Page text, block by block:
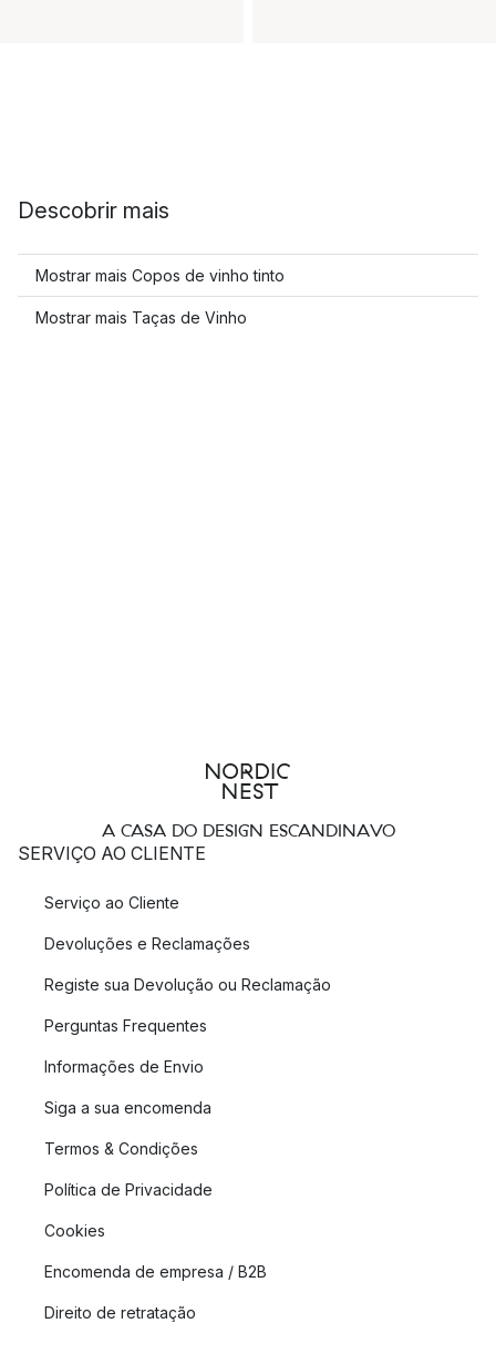
Descobrir mais
Mostrar mais Copos de vinho tinto
Mostrar mais Taças de Vinho
A CASA DO DESIGN ESCANDINAVO
SERVIÇO AO CLIENTE
Serviço ao Cliente
Devoluções e Reclamações
Registe sua Devolução ou Reclamação
Perguntas Frequentes
Informações de Envio
Siga a sua encomenda
Termos & Condições
Política de Privacidade
Cookies
Encomenda de empresa / B2B
Direito de retratação